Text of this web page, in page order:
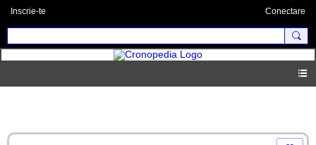
Inscrie-te Conectare